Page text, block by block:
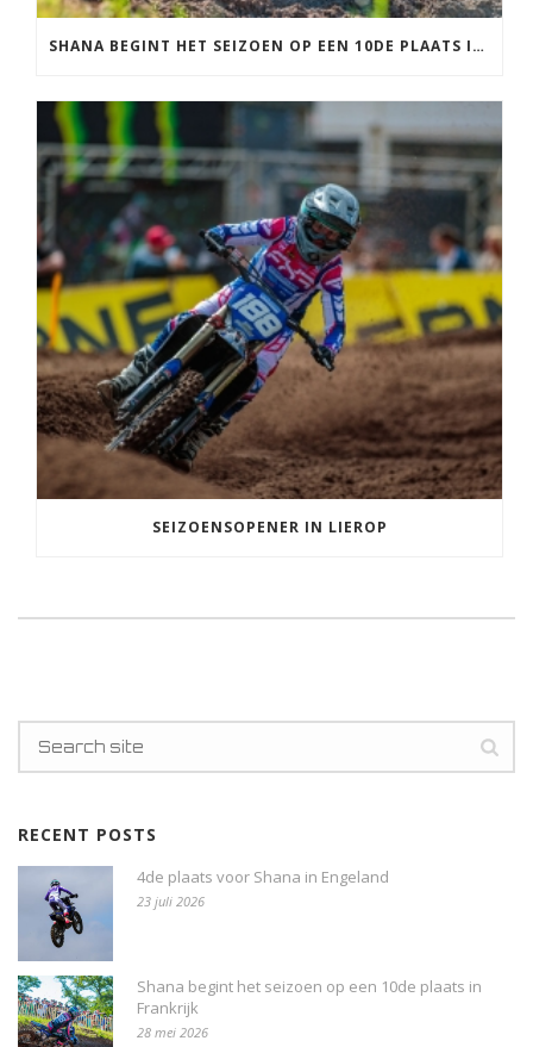
SHANA BEGINT HET SEIZOEN OP EEN 10DE PLAATS IN FRANKRIJK
SEIZOENSOPENER IN LIEROP
RECENT POSTS
4de plaats voor Shana in Engeland
23 juli 2026
Shana begint het seizoen op een 10de plaats in
Frankrijk
28 mei 2026